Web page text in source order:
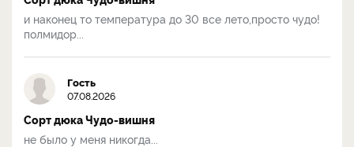
и наконец то температура до 30 все лето,просто чудо!
полмидор...
Гость
07.08.2026
Сорт дюка Чудо-вишня
не было у меня никогда...